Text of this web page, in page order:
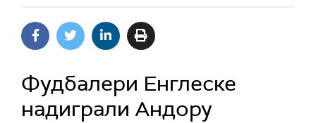
Фудбалери Енглеске
надиграли Андору